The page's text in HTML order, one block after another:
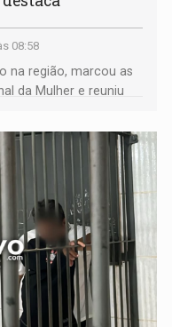
08:58
na região, marcou as
da Mulher e reuniu